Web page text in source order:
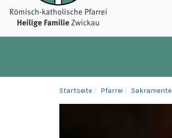
Startseite Pfarrei Sakramente